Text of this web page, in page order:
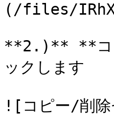
(/files/
**2.)** **コピ
ックします
![コピー/削除